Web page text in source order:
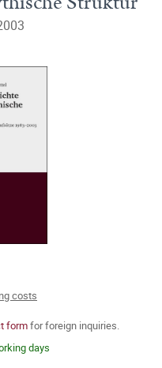
costs
formfor foreign inquiries.
days